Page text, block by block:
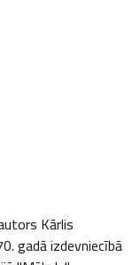
Kārlis
gadā izdevniecībā